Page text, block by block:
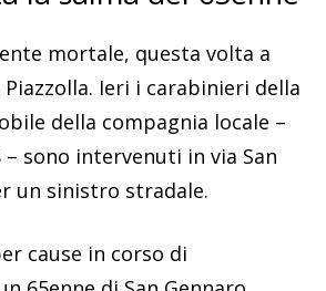
mortale, questa volta a
Ieri i carabinieri della
della compagnia locale –
sono intervenuti in via San
un sinistro stradale.
cause in corso di